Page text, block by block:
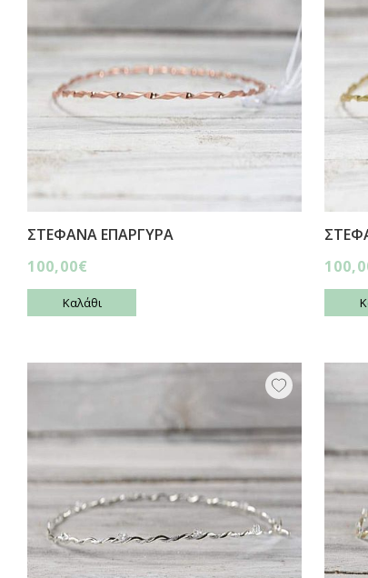
ΣΤΕΦΑΝΑ ΕΠΑΡΓΥΡΑ
100,00€
Καλάθι